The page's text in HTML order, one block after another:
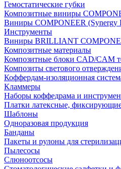
Гемостатические губки
Композитные виниры
Виниры COMPONEER (Synergy
Инструменты
Виниры BRILLIANT
Композитные материалы
Композитные блоки CAD/СAM
Композиты светового
Коффердам-изоляционная
Кламмеры
Наборы коффедрама и
Платки латексные,
Шаблоны
Одноразовая продукция
Банданы
Пакеты и рулоны для
Пылесосы
Слюноотсосы